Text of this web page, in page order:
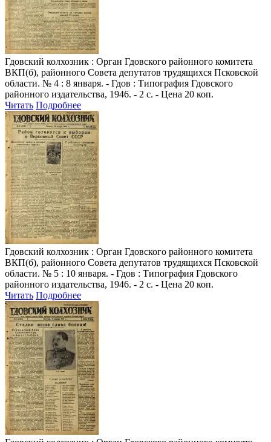
Гдовский колхозник : Орган Гдовского районного комитета
ВКП(б), районного Совета депутатов трудящихся Псковской
области. № 4 : 8 января. - Гдов : Типография Гдовского
районного издательства, 1946. - 2 с. - Цена 20 коп.
Читать Подробнее
Гдовский колхозник : Орган Гдовского районного комитета
ВКП(б), районного Совета депутатов трудящихся Псковской
области. № 5 : 10 января. - Гдов : Типография Гдовского
районного издательства, 1946. - 2 с. - Цена 20 коп.
Читать Подробнее